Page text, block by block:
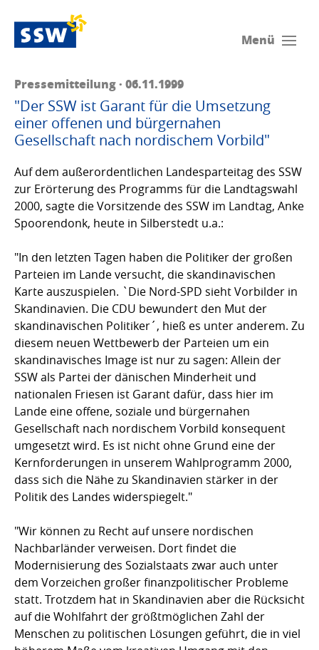
Menü
Pressemitteilung · 06.11.1999
"Der SSW ist Garant für die Umsetzung
einer offenen und bürgernahen
Gesellschaft nach nordischem Vorbild"
Auf dem außerordentlichen Landesparteitag des SSW
zur Erörterung des Programms für die Landtagswahl
2000, sagte die Vorsitzende des SSW im Landtag, Anke
Spoorendonk, heute in Silberstedt u.a.:
"In den letzten Tagen haben die Politiker der großen
Parteien im Lande versucht, die skandinavischen
Karte auszuspielen. `Die Nord-SPD sieht Vorbilder in
Skandinavien. Die CDU bewundert den Mut der
skandinavischen Politiker´, hieß es unter anderem. Zu
diesem neuen Wettbewerb der Parteien um ein
skandinavisches Image ist nur zu sagen: Allein der
SSW als Partei der dänischen Minderheit und
nationalen Friesen ist Garant dafür, dass hier im
Lande eine offene, soziale und bürgernahen
Gesellschaft nach nordischem Vorbild konsequent
umgesetzt wird. Es ist nicht ohne Grund eine der
Kernforderungen in unserem Wahlprogramm 2000,
dass sich die Nähe zu Skandinavien stärker in der
Politik des Landes widerspiegelt."
"Wir können zu Recht auf unsere nordischen
Nachbarländer verweisen. Dort findet die
Modernisierung des Sozialstaats zwar auch unter
dem Vorzeichen großer finanzpolitischer Probleme
statt. Trotzdem hat in Skandinavien aber die Rücksicht
auf die Wohlfahrt der größtmöglichen Zahl der
Menschen zu politischen Lösungen geführt, die in viel